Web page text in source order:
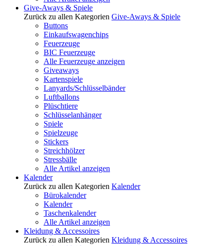
Give-Aways & Spiele
Zurück zu allen Kategorien Give-Aways & Spiele
Buttons
Einkaufswagenchips
Feuerzeuge
BIC Feuerzeuge
Alle Feuerzeuge anzeigen
Giveaways
Kartenspiele
Lanyards/Schlüsselbänder
Luftballons
Plüschtiere
Schlüsselanhänger
Spiele
Spielzeuge
Stickers
Streichhölzer
Stressbälle
Alle Artikel anzeigen
Kalender
Zurück zu allen Kategorien Kalender
Bürokalender
Kalender
Taschenkalender
Alle Artikel anzeigen
Kleidung & Accessoires
Zurück zu allen Kategorien Kleidung & Accessoires